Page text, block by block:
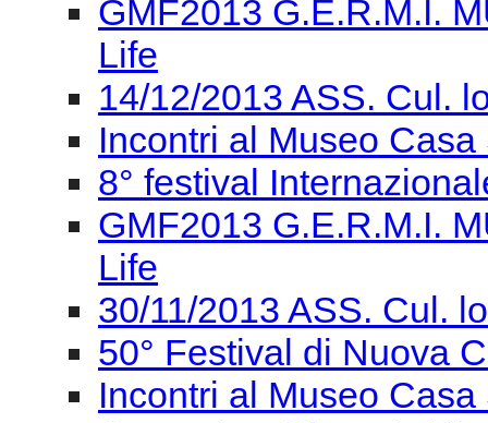
GMF2013 G.E.R.M.I.
Life
14/12/2013 ASS. Cul.
Incontri al Museo
8° festival
GMF2013 G.E.R.M.I.
Life
30/11/2013 ASS. Cul.
50° Festival di Nuova
Incontri al Museo